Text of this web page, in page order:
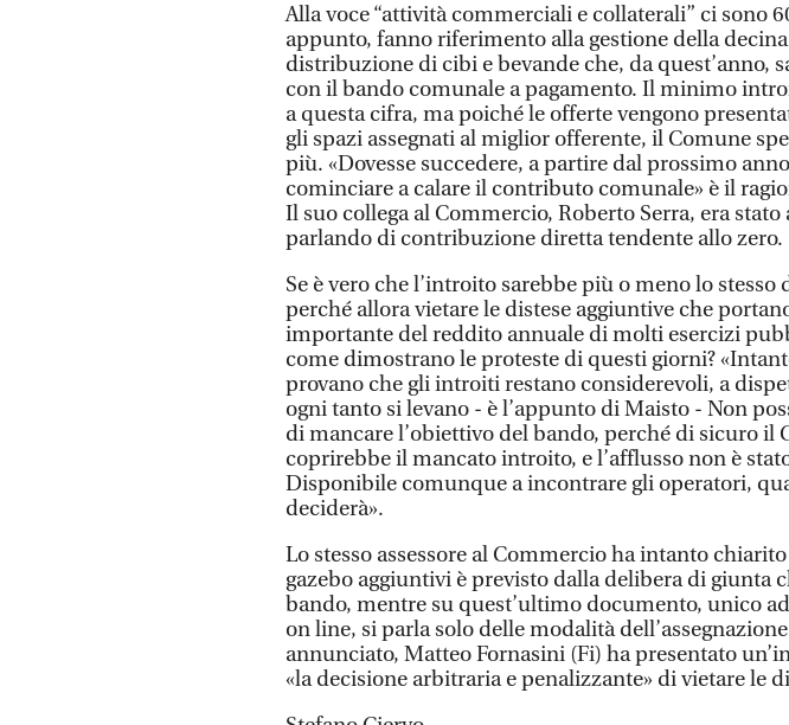
Alla voce “attività commerciali e collaterali” ci sono
appunto, fanno riferimento alla gestione della
distribuzione di cibi e bevande che, da quest’anno,
con il bando comunale a pagamento. Il minimo
a questa cifra, ma poiché le offerte vengono
gli spazi assegnati al miglior offerente, il Comune
più. «Dovesse succedere, a partire dal prossimo
cominciare a calare il contributo comunale» è il
Il suo collega al Commercio, Roberto Serra, era
parlando di contribuzione diretta tendente allo zero.
Se è vero che l’introito sarebbe più o meno lo stesso
perché allora vietare le distese aggiuntive che
importante del reddito annuale di molti esercizi
come dimostrano le proteste di questi giorni?
provano che gli introiti restano considerevoli, a
ogni tanto si levano - è l’appunto di Maisto - Non
di mancare l’obiettivo del bando, perché di sicuro il
coprirebbe il mancato introito, e l’afflusso non è
Disponibile comunque a incontrare gli operatori,
deciderà».
Lo stesso assessore al Commercio ha intanto
gazebo aggiuntivi è previsto dalla delibera di giunta
bando, mentre su quest’ultimo documento, unico
on line, si parla solo delle modalità
annunciato, Matteo Fornasini (Fi) ha presentato
«la decisione arbitraria e penalizzante» di vietare le